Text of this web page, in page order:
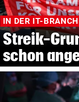
IN DER IT-
Streik-
schon